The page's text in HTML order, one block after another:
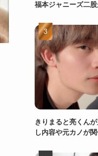
福本ジャニーズ二
きりまると亮くん
し内容や元カノが